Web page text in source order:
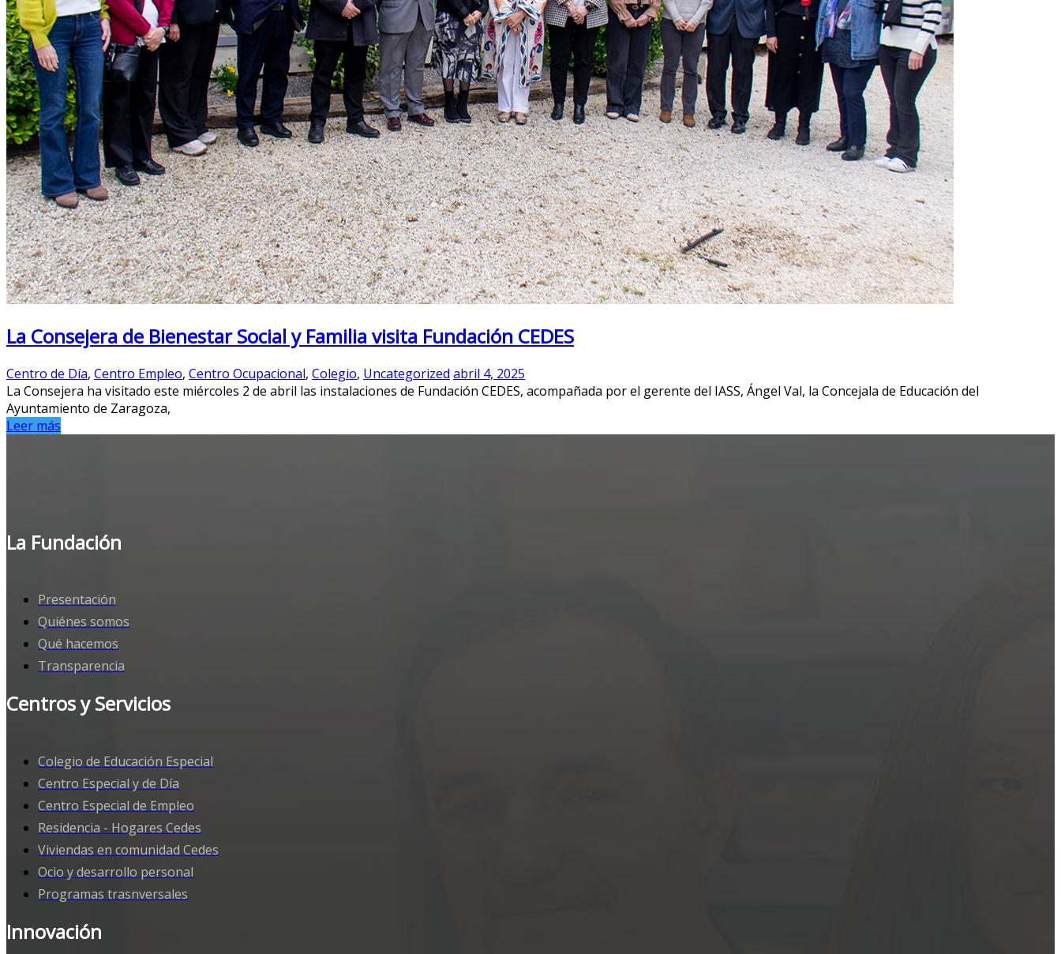
La Consejera de Bienestar Social y Familia visita Fundación CEDES
Centro de Día, Centro Empleo, Centro Ocupacional, Colegio, Uncategorized abril 4, 2025
La Consejera ha visitado este miércoles 2 de abril las instalaciones de Fundación CEDES, acompañada por el gerente del IASS, Ángel Val, la Concejala de Educación del
Ayuntamiento de Zaragoza,
Leer más
La Fundación
Presentación
Quiénes somos
Qué hacemos
Transparencia
Centros y Servicios
Colegio de Educación Especial
Centro Especial y de Día
Centro Especial de Empleo
Residencia - Hogares Cedes
Viviendas en comunidad Cedes
Ocio y desarrollo personal
Programas trasnversales
Innovación